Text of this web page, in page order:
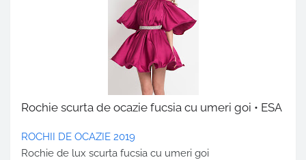
Rochie scurta de ocazie fucsia cu umeri goi • ESA
ROCHII DE OCAZIE 2019
Rochie de lux scurta fucsia cu umeri goi